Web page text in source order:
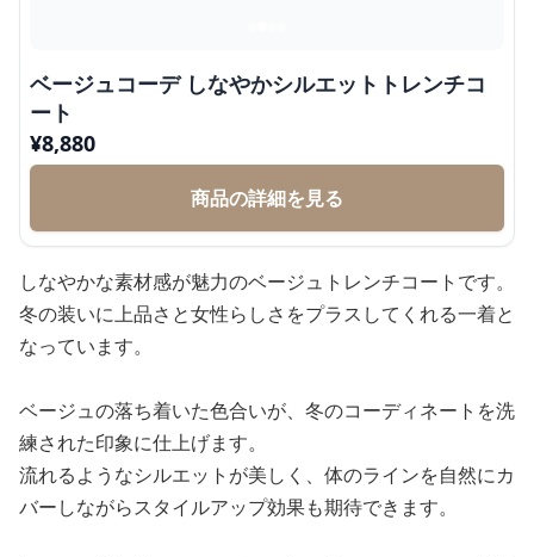
ベージュコーデ しなやかシルエットトレンチコ
ート
¥8,880
商品の詳細を見る
しなやかな素材感が魅力のベージュトレンチコートです。
冬の装いに上品さと女性らしさをプラスしてくれる一着と
なっています。
ベージュの落ち着いた色合いが、冬のコーディネートを洗
練された印象に仕上げます。
流れるようなシルエットが美しく、体のラインを自然にカ
バーしながらスタイルアップ効果も期待できます。